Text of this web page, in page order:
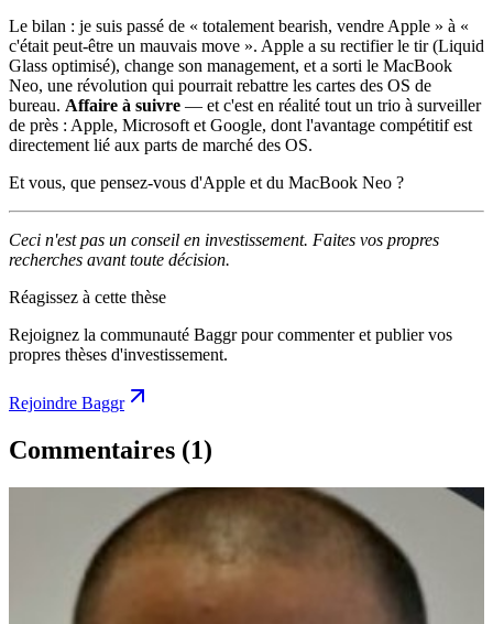
Le bilan : je suis passé de « totalement bearish, vendre Apple » à «
c'était peut-être un mauvais move ». Apple a su rectifier le tir (Liquid
Glass optimisé), change son management, et a sorti le MacBook
Neo, une révolution qui pourrait rebattre les cartes des OS de
bureau. Affaire à suivre — et c'est en réalité tout un trio à surveiller
de près : Apple, Microsoft et Google, dont l'avantage compétitif est
directement lié aux parts de marché des OS.
Et vous, que pensez-vous d'Apple et du MacBook Neo ?
Ceci n'est pas un conseil en investissement. Faites vos propres
recherches avant toute décision.
Réagissez à cette thèse
Rejoignez la communauté Baggr pour commenter et publier vos
propres thèses d'investissement.
Rejoindre Baggr
Commentaires (1)